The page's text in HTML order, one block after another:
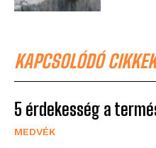
KAPCSOLÓDÓ CIKKEK
5 érdekesség a
MEDVÉK